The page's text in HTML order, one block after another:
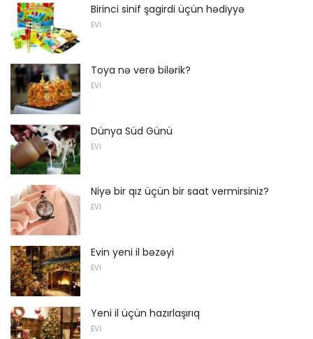
Birinci sinif şagirdi üçün hədiyyə
EVI
Toya nə verə bilərik?
EVI
Dünya Süd Günü
EVI
Niyə bir qız üçün bir saat vermirsiniz?
EVI
Evin yeni il bəzəyi
EVI
Yeni il üçün hazırlaşırıq
EVI